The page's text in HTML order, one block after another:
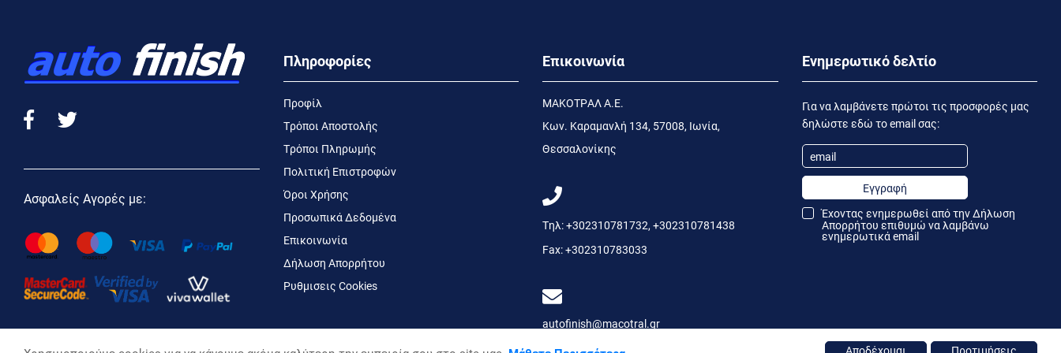
Ασφαλείς Αγορές με:
Πληροφορίες
Προφίλ
Τρόποι Αποστολής
Τρόποι Πληρωμής
Πολιτική Επιστροφών
Όροι Χρήσης
Προσωπικά Δεδομένα
Επικοινωνία
Δήλωση Απορρήτου
Ρυθμισεις Cookies
Επικοινωνία
MΑΚΟΤΡΑΛ Α.Ε.
Kων. Kαραμανλή 134, 57008, Ιωνία,
Θεσσαλονίκης
Τηλ:+302310781732, +302310781438
Fax:+302310783033
autofinish@macotral.gr
Ενημερωτικό δελτίο
Για να λαμβάνετε πρώτοι τις προσφορές μας
δηλώστε εδώ το email σας:
Εγγραφή
Έχοντας ενημερωθεί από τηνΔήλωση
Απορρήτου επιθυμώ να λαμβάνω
ενημερωτικά email